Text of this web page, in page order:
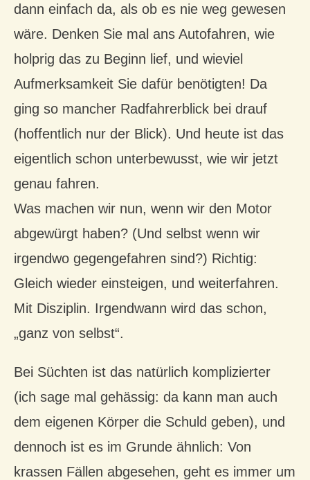
dann einfach da, als ob es nie weg gewesen
wäre. Denken Sie mal ans Autofahren, wie
holprig das zu Beginn lief, und wieviel
Aufmerksamkeit Sie dafür benötigten! Da
ging so mancher Radfahrerblick bei drauf
(hoffentlich nur der Blick). Und heute ist das
eigentlich schon unterbewusst, wie wir jetzt
genau fahren.
Was machen wir nun, wenn wir den Motor
abgewürgt haben? (Und selbst wenn wir
irgendwo gegengefahren sind?) Richtig:
Gleich wieder einsteigen, und weiterfahren.
Mit Disziplin. Irgendwann wird das schon,
„ganz von selbst“.
Bei Süchten ist das natürlich komplizierter
(ich sage mal gehässig: da kann man auch
dem eigenen Körper die Schuld geben), und
dennoch ist es im Grunde ähnlich: Von
krassen Fällen abgesehen, geht es immer um